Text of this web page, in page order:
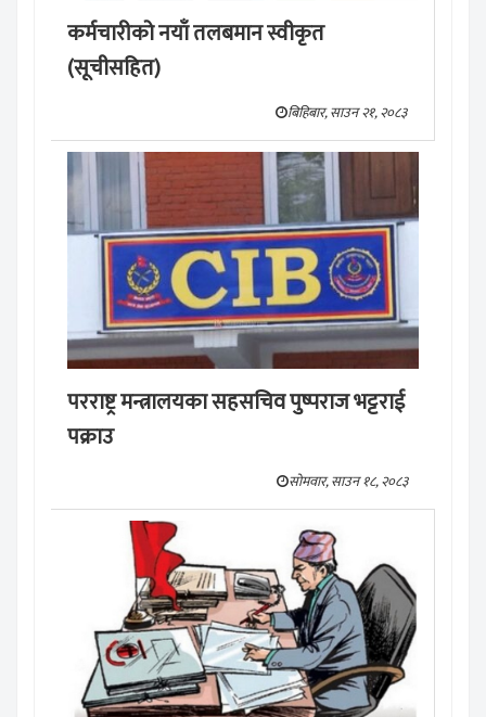
कर्मचारीको नयाँ तलबमान स्वीकृत
(सूचीसहित)
बिहिबार, साउन २१, २०८३
परराष्ट्र मन्त्रालयका सहसचिव पुष्पराज भट्टराई
पक्राउ
सोमवार, साउन १८, २०८३